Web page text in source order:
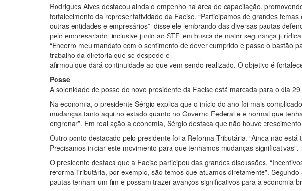
Rodrigues Alves destacou ainda o empenho na área de capacitação,
fortalecimento da representatividade da Facisc. “Participamos de grandes
outras entidades e empresários”, disse ele lembrando das diversas pautas
pelo empresariado, inclusive junto ao STF, em busca de maior segurança jurídica.
“Encerro meu mandato com o sentimento de dever cumprido e passo o bastão
trabalho da diretoria que se despede e
afirmou que dará continuidade ao que vem sendo realizado. O objetivo é
Posse
A solenidade de posse do novo presidente da Facisc está marcada para o dia
Na economia, o presidente Sérgio explica que o início do ano foi mais
mudanças tanto aqui no estado quanto no Governo Federal e é normal que
engrenar”. Em real ação a economia, Sérgio destaca que não houve
Outro ponto destacado pelo presidente foi a Reforma Tributária. “Ainda não
Precisamos iniciar este movimento para que tenhamos mudanças significativas”.
O presidente destaca que a Facisc participou das grandes discussões.
reforma Tributária, por exemplo, são temos que atuamos diretamente”.
pautas tenham um fim e possam trazer avanços significativos para a economia